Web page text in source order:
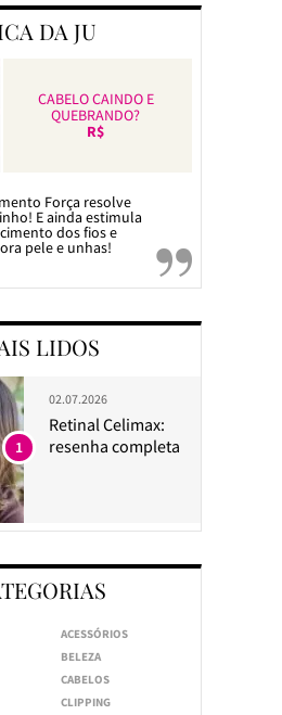
DA JU
CABELO CAINDO E
QUEBRANDO?
R$
Força resolve
E ainda estimula
dos fios e
pele e unhas!
LIDOS
02.07.2026
Retinal Celimax:
resenha completa
1
ACESSÓRIOS
BELEZA
CABELOS
CLIPPING